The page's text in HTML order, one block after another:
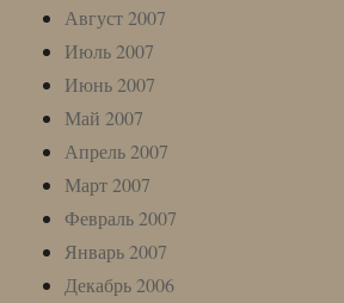
Август 2007
Июль 2007
Июнь 2007
Май 2007
Апрель 2007
Март 2007
Февраль 2007
Январь 2007
Декабрь 2006